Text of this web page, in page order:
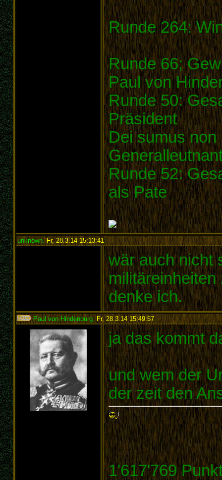
Runde 264:
Runde 66;
Paul von
Runde 50:
Präsident
Dei sumus non
Runde 52:
als Pate
unknown,Fr, 28.3.14 15:13:41:
wär auch nicht
denke ich.
Paul von Hindenburg,Fr, 28.3.14 15:49:57:
ja das kommt
und wem der
der zeit den
1'617'769